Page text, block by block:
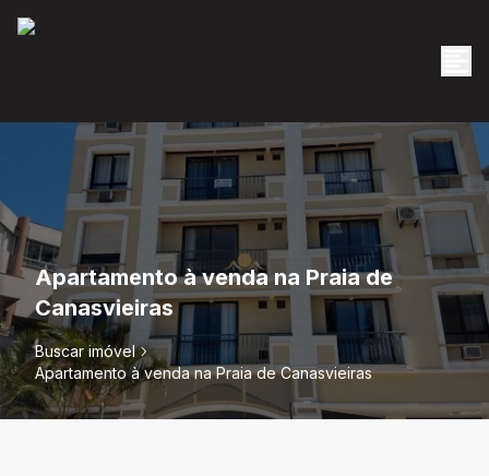
Apartamento à venda na Praia de
Canasvieiras
Buscar imóvel
Apartamento à venda na Praia de Canasvieiras